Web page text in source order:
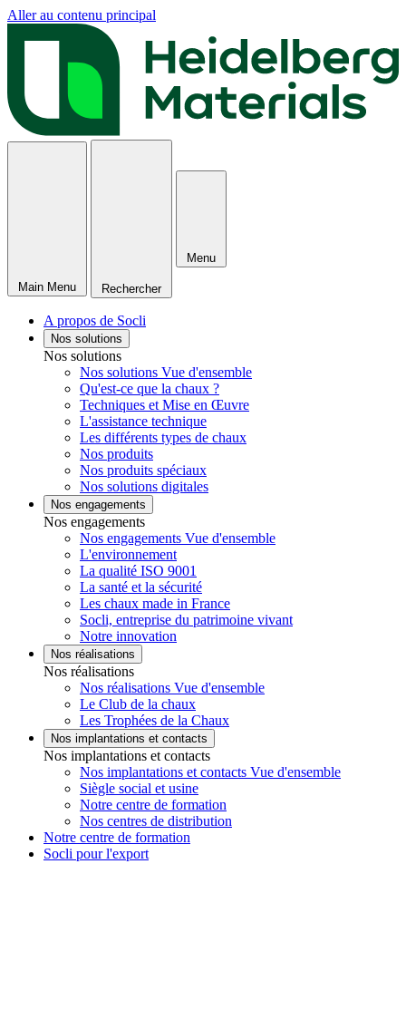
Aller au contenu principal
Main Menu Rechercher
Menu
A propos de Socli
Nos solutions
Nos solutions
Nos solutions Vue d'ensemble
Qu'est-ce que la chaux ?
Techniques et Mise en Œuvre
L'assistance technique
Les différents types de chaux
Nos produits
Nos produits spéciaux
Nos solutions digitales
Nos engagements
Nos engagements
Nos engagements Vue d'ensemble
L'environnement
La qualité ISO 9001
La santé et la sécurité
Les chaux made in France
Socli, entreprise du patrimoine vivant
Notre innovation
Nos réalisations
Nos réalisations
Nos réalisations Vue d'ensemble
Le Club de la chaux
Les Trophées de la Chaux
Nos implantations et contacts
Nos implantations et contacts
Nos implantations et contacts Vue d'ensemble
Siègle social et usine
Notre centre de formation
Nos centres de distribution
Notre centre de formation
Socli pour l'export